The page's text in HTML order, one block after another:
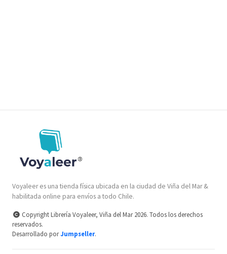
Voyaleer es una tienda física ubicada en la ciudad de Viña del Mar &
habilitada online para envíos a todo Chile.
Copyright Librería Voyaleer, Viña del Mar 2026. Todos los derechos
reservados.
Desarrollado porJumpseller.